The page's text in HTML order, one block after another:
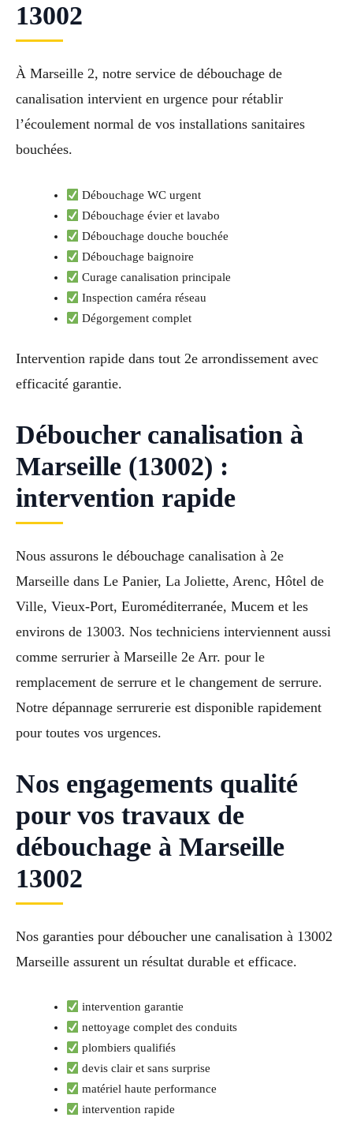
13002
À Marseille 2, notre service de débouchage de
canalisation intervient en urgence pour rétablir
l’écoulement normal de vos installations sanitaires
bouchées.
Débouchage WC urgent
Débouchage évier et lavabo
Débouchage douche bouchée
Débouchage baignoire
Curage canalisation principale
Inspection caméra réseau
Dégorgement complet
Intervention rapide dans tout 2e arrondissement avec
efficacité garantie.
Déboucher canalisation à
Marseille (13002) :
intervention rapide
Nous assurons le débouchage canalisation à 2e
Marseille dans Le Panier, La Joliette, Arenc, Hôtel de
Ville, Vieux-Port, Euroméditerranée, Mucem et les
environs de 13003. Nos techniciens interviennent aussi
comme serrurier à Marseille 2e Arr. pour le
remplacement de serrure et le changement de serrure.
Notre dépannage serrurerie est disponible rapidement
pour toutes vos urgences.
Nos engagements qualité
pour vos travaux de
débouchage à Marseille
13002
Nos garanties pour déboucher une canalisation à 13002
Marseille assurent un résultat durable et efficace.
intervention garantie
nettoyage complet des conduits
plombiers qualifiés
devis clair et sans surprise
matériel haute performance
intervention rapide